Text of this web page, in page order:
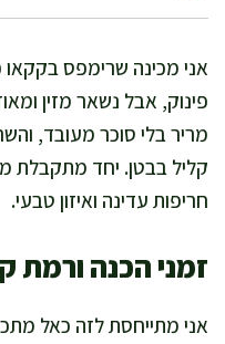
אני מכינה שרימפס
פינוק, אבל נשאר מזין
מריר בלי סוכר מעובד,
קליל בבטן. יחד מתקבלת
חריפות עדינה ואיזון טבעי.
זמני הכנה ורמת